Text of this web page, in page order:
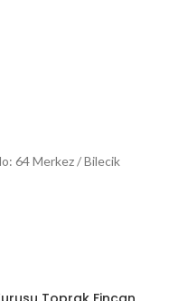
64 Merkez / Bilecik